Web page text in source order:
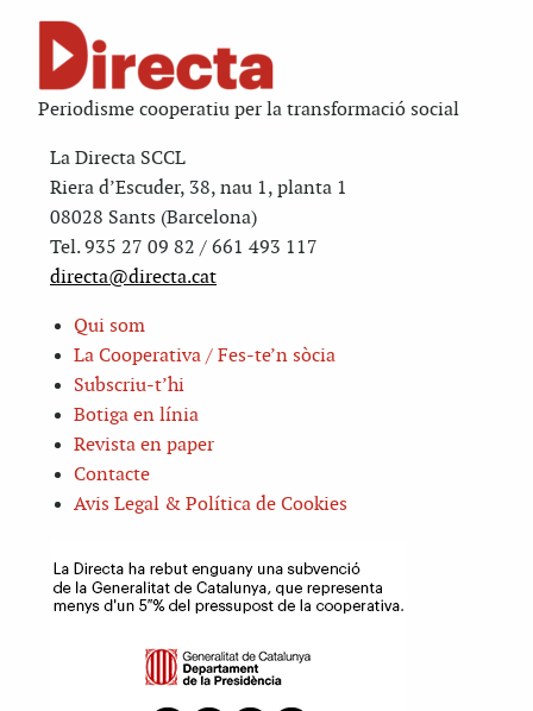
Periodisme cooperatiu per la transformació social
La Directa SCCL
Riera d’Escuder, 38, nau 1, planta 1
08028 Sants (Barcelona)
Tel. 935 27 09 82 / 661 493 117
directa@directa.cat
Qui som
La Cooperativa / Fes-te’n sòcia
Subscriu-t’hi
Botiga en línia
Revista en paper
Contacte
Avis Legal & Política de Cookies